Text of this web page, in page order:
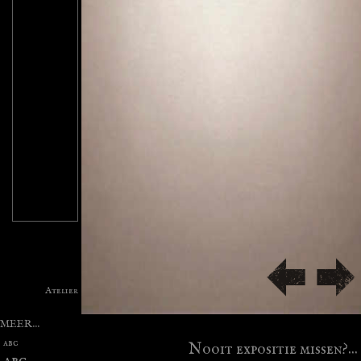
MEER...
Nooit expositie missen?...
abc